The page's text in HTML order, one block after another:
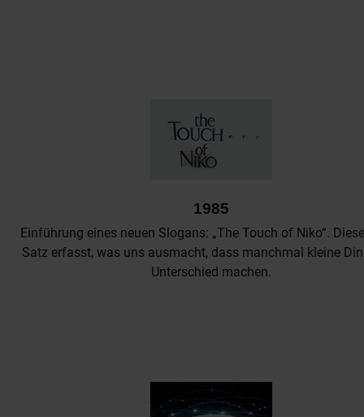
1985
Einführung eines neuen Slogans: „The Touch of Niko“.
Satz erfasst, was uns ausmacht, dass manchmal kleine
Unterschied machen.